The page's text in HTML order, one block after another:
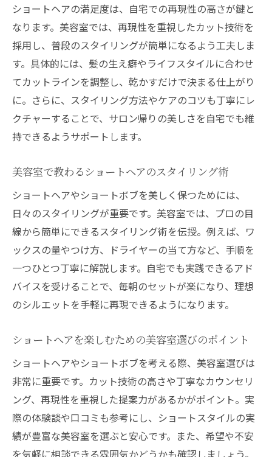
ショートヘアの満足度は、自宅での再現性の高さが鍵と
なります。美容室では、再現性を重視したカット技術を
採用し、普段のスタイリングが簡単になるよう工夫しま
す。具体的には、髪の生え癖やライフスタイルに合わせ
てカットラインを調整し、乾かすだけで決まる仕上がり
に。さらに、スタイリング方法やケアのコツも丁寧にレ
クチャーすることで、サロン帰りの美しさを自宅でも維
持できるようサポートします。
美容室で教わるショートヘアのスタイリング術
ショートヘアやショートボブを美しく保つためには、
日々のスタイリングが重要です。美容室では、プロの目
線から簡単にできるスタイリング術を伝授。例えば、ワ
ックスの量やつけ方、ドライヤーの当て方など、手順を
一つひとつ丁寧に解説します。自宅でも実践できるアド
バイスを受けることで、毎朝のセットが楽になり、理想
のシルエットを手軽に再現できるようになります。
ショートヘアを楽しむための美容室選びのポイント
ショートヘアやショートボブを考える際、美容室選びは
非常に重要です。カット技術の高さや丁寧なカウンセリ
ング、再現性を重視した提案力があるかがポイント。実
際の体験談や口コミも参考にし、ショートスタイルの実
績が豊富な美容室を選ぶと安心です。また、希望や不安
を気軽に相談できる雰囲気かどうかも確認しましょう。